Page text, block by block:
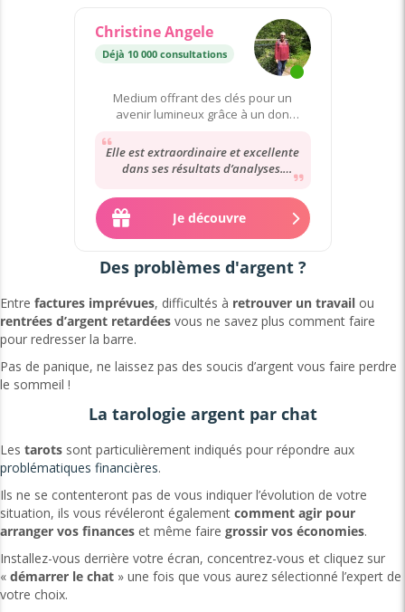
Christine Angele
Déjà 10 000 consultations
Medium offrant des clés pour un
avenir lumineux grâce à un don
Elle est extraordinaire et excellente
dans ses résultats d’analyses.
envers nous....
Je découvre
Des problèmes d'argent ?
Entre factures imprévues, difficultés à retrouver un travail ou
rentrées d’argent retardées vous ne savez plus comment faire
pour redresser la barre.
Pas de panique, ne laissez pas des soucis d’argent vous faire perdre
le sommeil !
La tarologie argent par chat
Les tarots sont particulièrement indiqués pour répondre aux
problématiques financières.
Ils ne se contenteront pas de vous indiquer l’évolution de votre
situation, ils vous révéleront également comment agir pour
arranger vos finances et même faire grossir vos économies.
Installez-vous derrière votre écran, concentrez-vous et cliquez sur
« démarrer le chat » une fois que vous aurez sélectionné l’expert de
votre choix.